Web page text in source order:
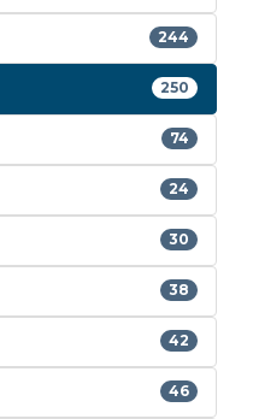
244
250
74
24
30
38
42
46